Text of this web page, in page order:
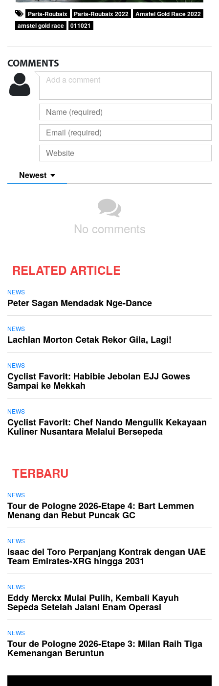
Paris-Roubaix Paris-Roubaix 2022
Amstel Gold Race 2022
amstel gold race
011021
COMMENTS
Newest
No comments
RELATED ARTICLE
NEWS
Peter Sagan Mendadak Nge-Dance
NEWS
Lachlan Morton Cetak Rekor Gila, Lagi!
NEWS
Cyclist Favorit: Habibie Jebolan EJJ Gowes
Sampai ke Mekkah
NEWS
Cyclist Favorit: Chef Nando Mengulik Kekayaan
Kuliner Nusantara Melalui Bersepeda
TERBARU
NEWS
Tour de Pologne 2026-Etape 4: Bart Lemmen
Menang dan Rebut Puncak GC
NEWS
Isaac del Toro Perpanjang Kontrak dengan UAE
Team Emirates-XRG hingga 2031
NEWS
Eddy Merckx Mulai Pulih, Kembali Kayuh
Sepeda Setelah Jalani Enam Operasi
NEWS
Tour de Pologne 2026-Etape 3: Milan Raih Tiga
Kemenangan Beruntun